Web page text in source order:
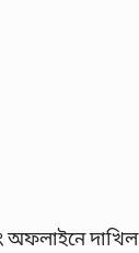
অফলাইনে